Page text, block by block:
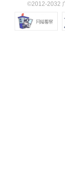
©2012-2032